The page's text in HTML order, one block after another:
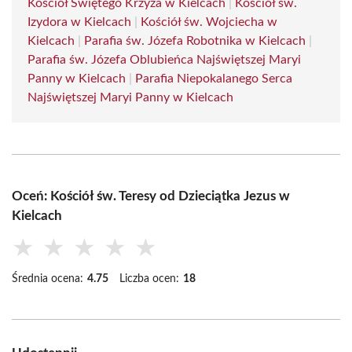
Kościół Świętego Krzyża w Kielcach
Kościół św.
Izydora w Kielcach
Kościół św. Wojciecha w
Kielcach
Parafia św. Józefa Robotnika w Kielcach
Parafia św. Józefa Oblubieńca Najświętszej Maryi
Panny w Kielcach
Parafia Niepokalanego Serca
Najświętszej Maryi Panny w Kielcach
Oceń: Kościół św. Teresy od Dzieciątka Jezus w
Kielcach
★ ★ ★ ★ ★
Średnia ocena: 4.75 Liczba ocen: 18